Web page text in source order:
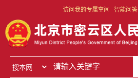
访问我的专属空间 智能问答